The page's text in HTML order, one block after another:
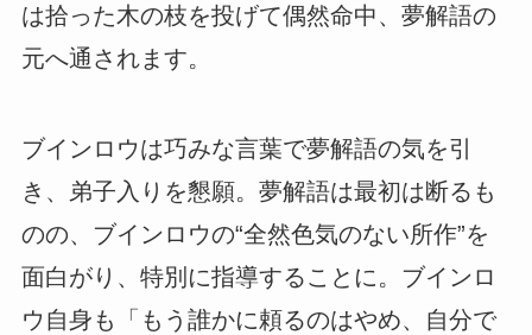
は拾った木の枝を投げて偶然命中、夢解語の
元へ通されます。
ブインロウは巧みな言葉で夢解語の気を引
き、弟子入りを懇願。夢解語は最初は断るも
のの、ブインロウの“全然色気のない所作”を
面白がり、特別に指導することに。ブインロ
ウ自身も「もう誰かに頼るのはやめ、自分で